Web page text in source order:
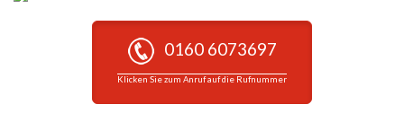
0160 6073697
Klicken Sie zum Anruf auf die Rufnummer